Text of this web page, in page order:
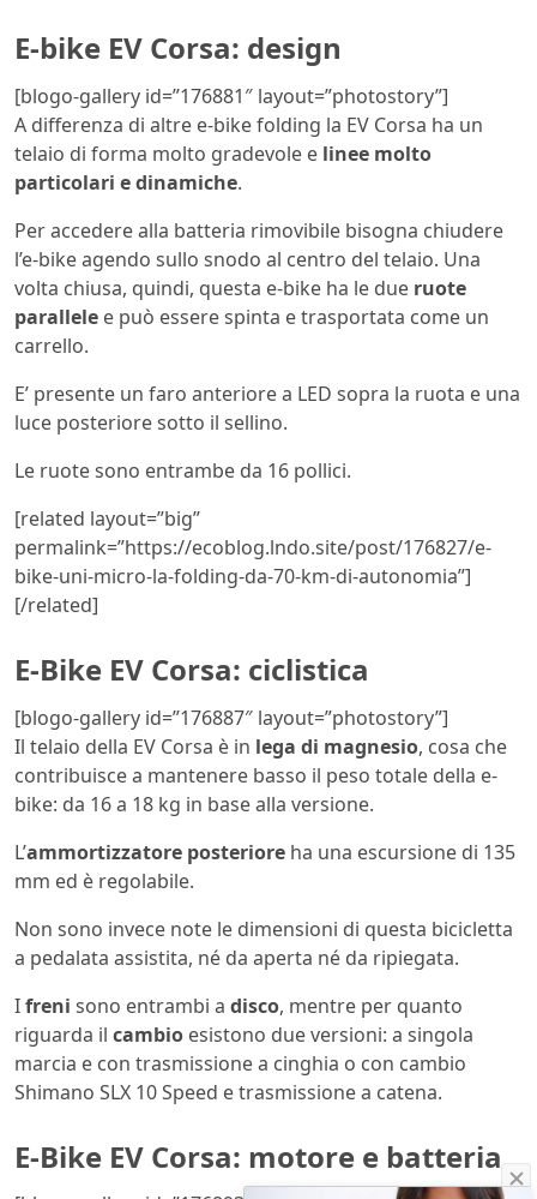
E-bike EV Corsa: design
[blogo-gallery id=”176881″ layout=”photostory”]
A differenza di altre e-bike folding la EV Corsa ha un
telaio di forma molto gradevole e linee molto
particolari e dinamiche.
Per accedere alla batteria rimovibile bisogna chiudere
l’e-bike agendo sullo snodo al centro del telaio. Una
volta chiusa, quindi, questa e-bike ha le due ruote
parallele e può essere spinta e trasportata come un
carrello.
E’ presente un faro anteriore a LED sopra la ruota e una
luce posteriore sotto il sellino.
Le ruote sono entrambe da 16 pollici.
[related layout=”big”
permalink=”https://ecoblog.lndo.site/post/176827/e-
bike-uni-micro-la-folding-da-70-km-di-autonomia”]
[/related]
E-Bike EV Corsa: ciclistica
[blogo-gallery id=”176887″ layout=”photostory”]
Il telaio della EV Corsa è in lega di magnesio, cosa che
contribuisce a mantenere basso il peso totale della e-
bike: da 16 a 18 kg in base alla versione.
L’ammortizzatore posteriore ha una escursione di 135
mm ed è regolabile.
Non sono invece note le dimensioni di questa bicicletta
a pedalata assistita, né da aperta né da ripiegata.
Ifreni sono entrambi a disco, mentre per quanto
riguarda il cambio esistono due versioni: a singola
marcia e con trasmissione a cinghia o con cambio
Shimano SLX 10 Speed e trasmissione a catena.
E-Bike EV Corsa: motore e batteria